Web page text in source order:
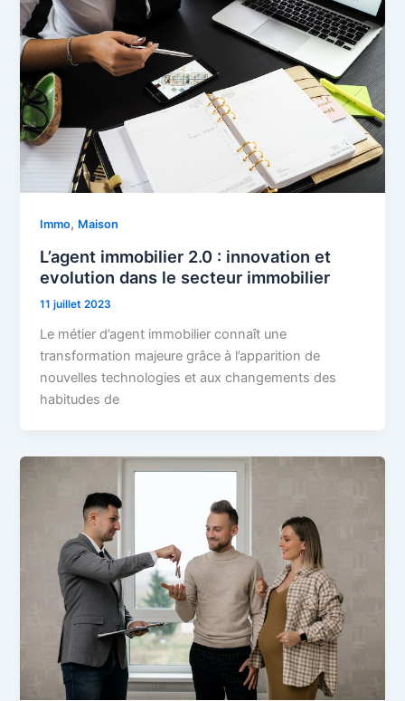
Immo, Maison
L’agent immobilier 2.0 : innovation et
evolution dans le secteur immobilier
11 juillet 2023
Le métier d’agent immobilier connaît une
transformation majeure grâce à l’apparition de
nouvelles technologies et aux changements des
habitudes de